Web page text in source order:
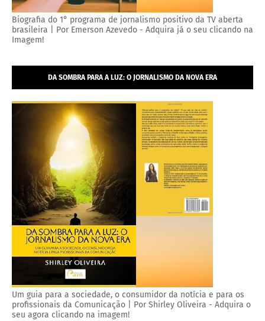
Biografia do 1° programa de jornalismo positivo da TV aberta
brasileira | Por Emerson Azevedo - Adquira já o seu clicando na
Imagem!
DA SOMBRA PARA A LUZ: O JORNALISMO DA NOVA ERA
Um guia para a sociedade, o consumidor da notícia e para os
profissionais da Comunicação | Por Shirley Oliveira - Adquira o
seu agora clicando na imagem!